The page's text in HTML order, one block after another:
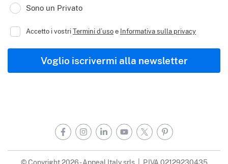
Sono un Privato
Accetto i vostriTermini d’usoe Informativa sulla privacy
Voglio iscrivermi alla newsletter
FacebookInstagram
LinkedInYouTube
X Pinterest
© Copyright 2026 - Appeal Italy srls | P.IVA 02129230435